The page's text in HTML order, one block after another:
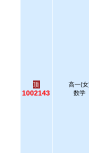
顶
1002143
高一(
数学